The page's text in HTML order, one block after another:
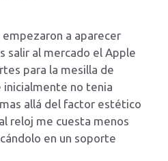
empezaron a aparecer
salir al mercado el Apple
para la mesilla de
inicialmente no tenia
allá del factor estético
reloj me cuesta menos
en un soporte